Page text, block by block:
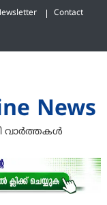
Contact
News
വാര്‍ത്തകള്‍